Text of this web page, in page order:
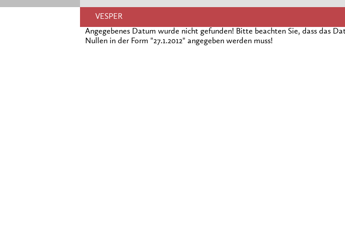
VESPER
Angegebenes Datum wurde nicht gefunden! Bitte beachten Sie, dass das
Nullen in der Form "27.1.2012" angegeben werden muss!